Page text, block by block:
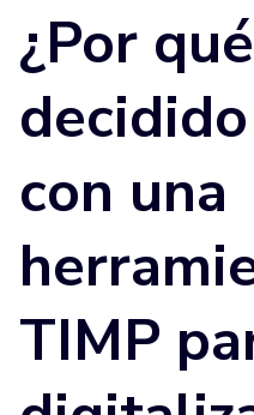
¿Por
con una
TIMP